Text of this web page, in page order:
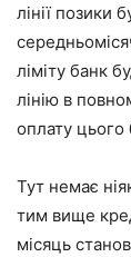
лінії позики
ліміту банк
лінію в
оплату цього
Тут немає
тим вище
місяць